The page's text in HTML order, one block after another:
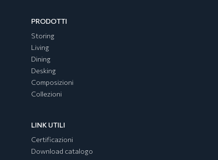
PRODOTTI
Storing
Living
Dining
Desking
Composizioni
Collezioni
LINK UTILI
Certificazioni
Download catalogo